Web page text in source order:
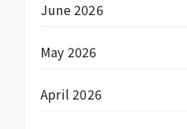
June 2026
May 2026
April 2026